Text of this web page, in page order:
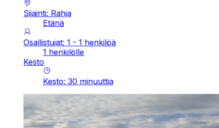
Sijainti: Rahja
Etänä
Osallistujat: 1 - 1 henkilöä
1 henkilölle
Kesto
Kesto: 30 minuuttia